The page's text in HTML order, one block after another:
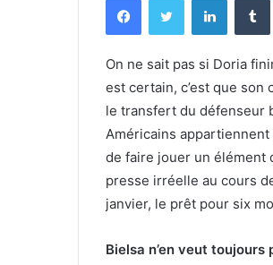
v
s
u
r
T
w
i
t
v
o
r
u
n
c
o
u
r
On ne sait pas si Doria
est certain, c’est que son
le transfert du défenseur
Américains
de faire jouer un élément
presse irréelle au cours
janvier, le prêt pour six
Bielsa n’en veut